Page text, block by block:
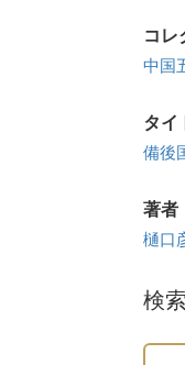
コレ
中国
タイ
備後
著者
樋口
検